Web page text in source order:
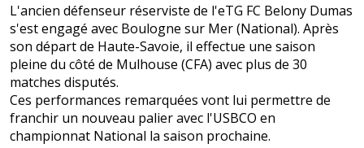
L'ancien défenseur réserviste de l'eTG FC Belony Dumas
s'est engagé avec Boulogne sur Mer (National). Après
son départ de Haute-Savoie, il effectue une saison
pleine du côté de Mulhouse (CFA) avec plus de 30
matches disputés.
Ces performances remarquées vont lui permettre de
franchir un nouveau palier avec l'USBCO en
championnat National la saison prochaine.